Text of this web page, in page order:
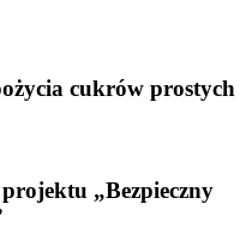
cukrów prostych
„Bezpieczny